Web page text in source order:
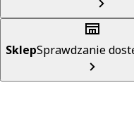
SklepSprawdzanie